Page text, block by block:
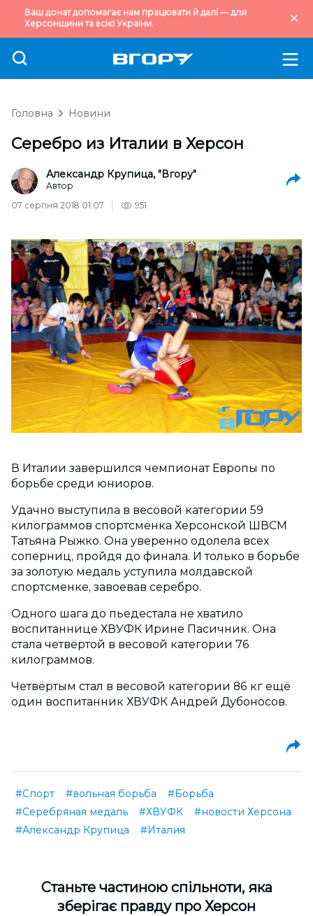
Ваш донат допомагає нам працювати й далі — для
Херсонщини та всієї України.
Головна Новини
Серебро из Италии в Херсон
Александр Крупица, "Вгору"
Автор
07 серпня 2018 01:07
951
В Италии завершился чемпионат Европы по
борьбе среди юниоров.
Удачно выступила в весовой категории 59
килограммов спортсменка Херсонской ШВСМ
Татьяна Рыжко. Она уверенно одолела всех
соперниц, пройдя до финала. И только в борьбе
за золотую медаль уступила молдавской
спортсменке, завоевав серебро.
Одного шага до пьедестала не хватило
воспитаннице ХВУФК Ирине Пасичник. Она
стала четвёртой в весовой категории 76
килограммов.
Четвёртым стал в весовой категории 86 кг ещё
один воспитанник ХВУФК Андрей Дубоносов.
#Спорт #вольная борьба
#Борьба
#Серебряная медаль
#ХВУФК
#новости Херсона
#Александр Крупица
#Италия
Cтаньте частиною спільноти, яка
зберігає правду про Херсон